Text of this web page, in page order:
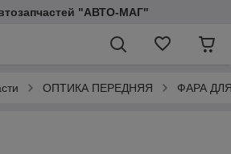
"АВТО-МАГ"
ОПТИКА ПЕРЕДНЯЯ ФАРА